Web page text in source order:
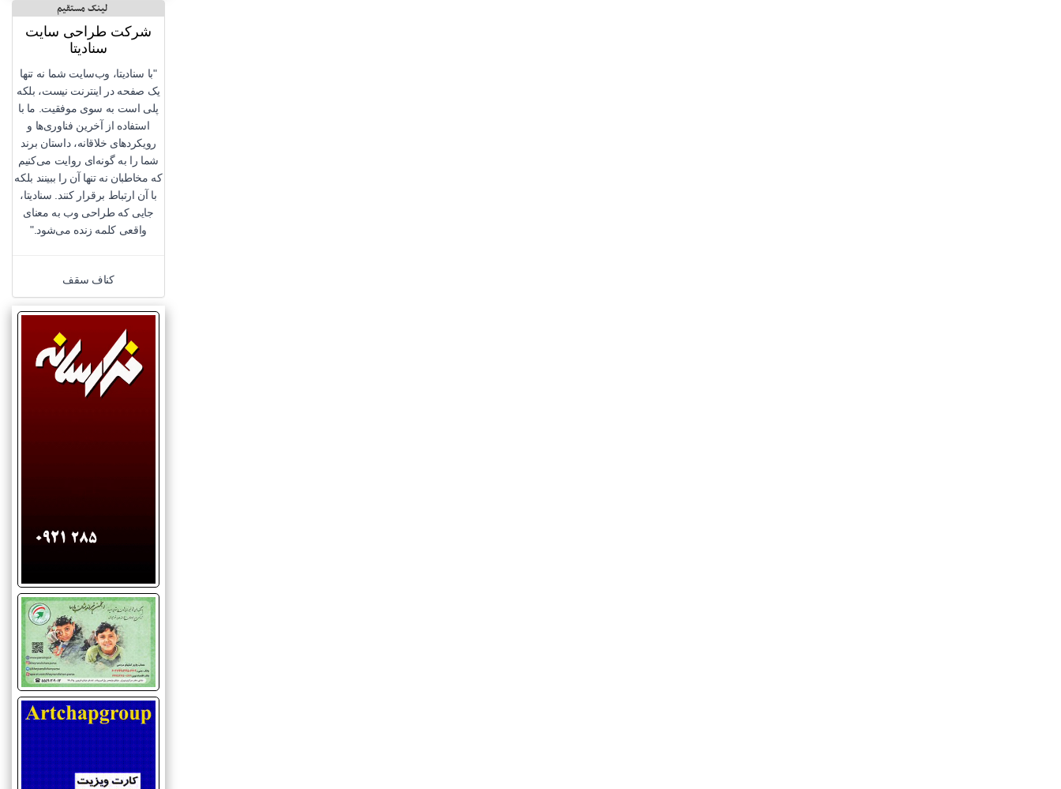
لینک مستقیم
شرکت طراحی سایت
سنادیتا
"با سنادیتا، وب‌سایت شما نه تنها
یک صفحه در اینترنت نیست، بلکه
پلی است به سوی موفقیت. ما با
استفاده از آخرین فناوری‌ها و
رویکردهای خلاقانه، داستان برند
شما را به گونه‌ای روایت می‌کنیم
که مخاطبان نه تنها آن را ببینند بلکه
با آن ارتباط برقرار کنند. سنادیتا،
جایی که طراحی وب به معنای
واقعی کلمه زنده می‌شود."
کناف سقف